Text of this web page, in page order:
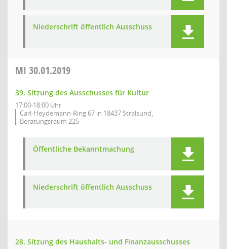
Niederschrift öffentlich Ausschuss
MI 30.01.2019
39. Sitzung des Ausschusses für Kultur
17:00-18:00 Uhr
Carl-Heydemann-Ring 67 in 18437 Stralsund,
Beratungsraum 225
Öffentliche Bekanntmachung
Niederschrift öffentlich Ausschuss
28. Sitzung des Haushalts- und Finanzausschusses